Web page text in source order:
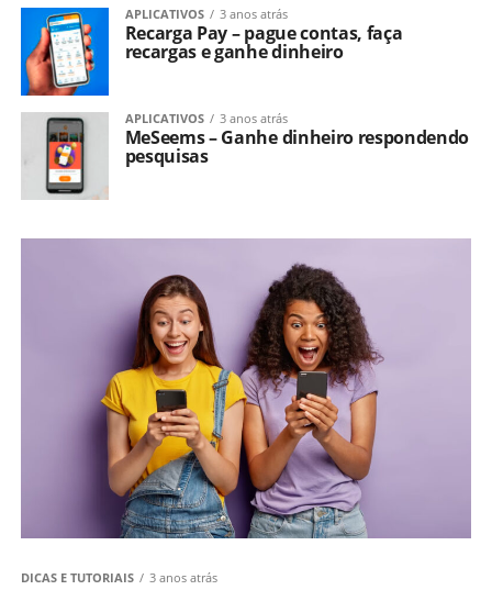
APLICATIVOS 3 anos atrás
Recarga Pay – pague contas, faça
recargas e ganhe dinheiro
APLICATIVOS 3 anos atrás
MeSeems – Ganhe dinheiro respondendo
pesquisas
DICAS E TUTORIAIS 3 anos atrás